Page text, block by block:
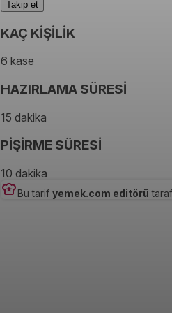
Takip et
KAÇ KİŞİLİK
6 kase
HAZIRLAMA SÜRESİ
15 dakika
PİŞİRME SÜRESİ
10 dakika
Bu tarif yemek.com editörü